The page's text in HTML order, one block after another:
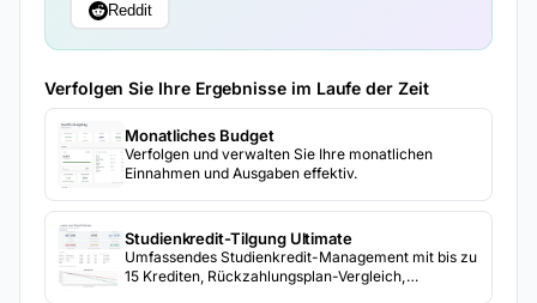
Reddit
Verfolgen Sie Ihre Ergebnisse im Laufe der Zeit
Monatliches Budget
Verfolgen und verwalten Sie Ihre monatlichen
Einnahmen und Ausgaben effektiv.
Studienkredit-Tilgung Ultimate
Umfassendes Studienkredit-Management mit bis zu
15 Krediten, Rückzahlungsplan-Vergleich,